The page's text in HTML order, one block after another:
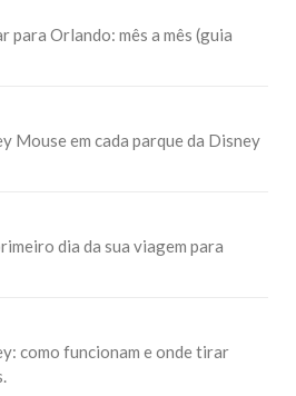
para Orlando: mês a mês (guia
Mouse em cada parque da Disney
dia da sua viagem para
como funcionam e onde tirar